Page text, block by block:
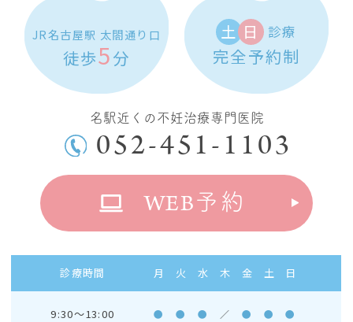
JR名古屋駅 太閤通り口
徒歩5分
土 日 診療
完全予約制
名駅近くの不妊治療専門医院
052-451-1103
WEB予約
診療時間 月 火 水 木 金 土 日
9:30～13:00 ● ● ● ／ ● ●
●